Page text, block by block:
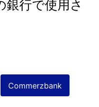
銀行で使用さ
Commerzbank